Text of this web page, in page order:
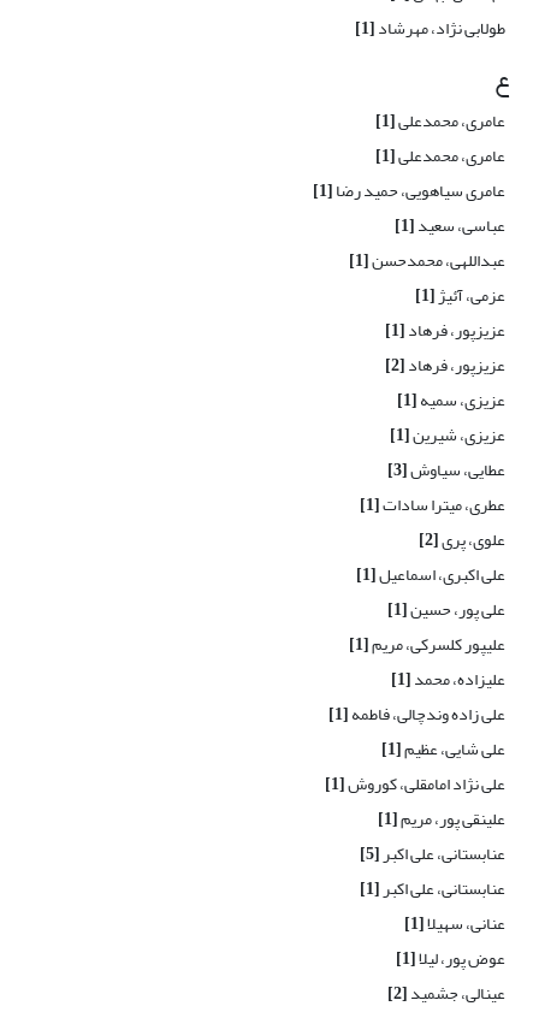
طولابی نژاد، مهرشاد[1]
ع
عامری، محمدعلی[1]
عامری، محمدعلی[1]
عامری سیاهویی، حمید رضا[1]
عباسی، سعید[1]
عبداللهی، محمدحسن[1]
عزمی، آئیژ[1]
عزیزپور، فرهاد[1]
عزیزپور، فرهاد[2]
عزیزی، سمیه[1]
عزیزی، شیرین[1]
عطایی، سیاوش[3]
عطری، میترا سادات[1]
علوی، پری[2]
علی اکبری، اسماعیل[1]
علی پور، حسین[1]
علیپور کلسرکی، مریم[1]
علیزاده، محمد[1]
علی زاده وندچالی، فاطمه[1]
علی شایی، عظیم[1]
علی نژاد امامقلی، کوروش[1]
علینقی پور، مریم[1]
عنابستانی، علی اکبر[5]
عنابستانی، علی اکبر[1]
عنانی، سهیلا[1]
عوض پور، لیلا[1]
عینالی، جشمید[2]